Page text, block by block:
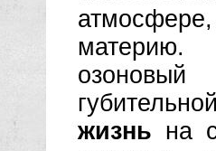
материю.
жизнь на